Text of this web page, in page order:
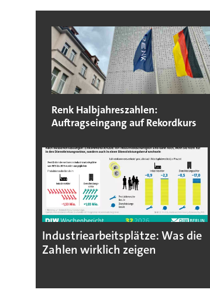
Renk Halbjahreszahlen:
Auftragseingang auf Rekordkurs
Industriearbeitsplätze: Was die
Zahlen wirklich zeigen